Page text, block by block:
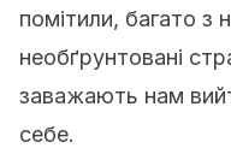
помітили, багато з
необґрунтовані
заважають нам
себе.